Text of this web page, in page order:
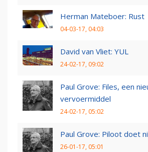
Herman Mateboer: Rust
04-03-17, 04:03
David van Vliet: YUL
24-02-17, 09:02
Paul Grove: Files, een
vervoermiddel
24-02-17, 05:02
Paul Grove: Piloot doet
26-01-17, 05:01